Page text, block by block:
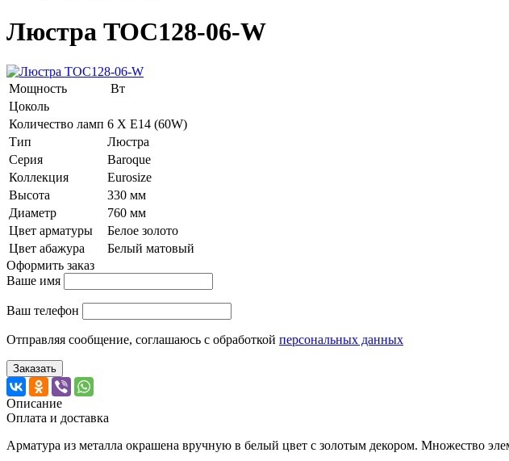
Люстра TOC128-06-W
Мощность
Вт
Цоколь
Количество ламп 6 Х E14 (60W)
Тип
Люстра
Серия
Baroque
Коллекция
Eurosize
Высота
330 мм
Диаметр
760 мм
Цвет арматуры
Белое золото
Цвет абажура
Белый матовый
Оформить заказ
Ваше имя
Ваш телефон
Отправляя сообщение, соглашаюсь с обработкой персональных данных
Заказать
Описание
Оплата и доставка
Арматура из металла окрашена вручную в белый цвет с золотым декором. Множество